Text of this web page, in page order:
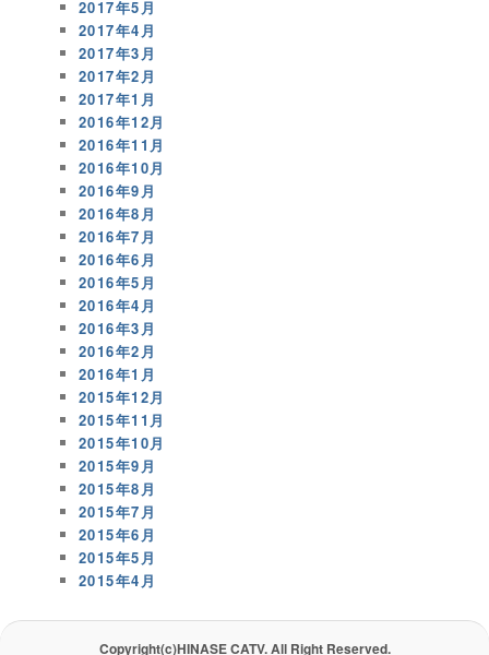
2017年5月
2017年4月
2017年3月
2017年2月
2017年1月
2016年12月
2016年11月
2016年10月
2016年9月
2016年8月
2016年7月
2016年6月
2016年5月
2016年4月
2016年3月
2016年2月
2016年1月
2015年12月
2015年11月
2015年10月
2015年9月
2015年8月
2015年7月
2015年6月
2015年5月
2015年4月
Copyright(c)HINASE CATV. All Right Reserved.